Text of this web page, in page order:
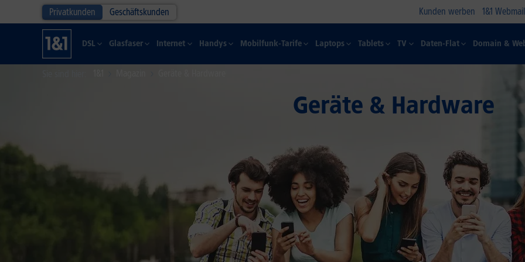
Privatkunden Geschäftskunden Kunden werben 1&1
DSL Glasfaser Internet Handys Mobilfunk-Tarife Laptops Tablets TV Daten-Flat Domain &
Geräte & Hardware